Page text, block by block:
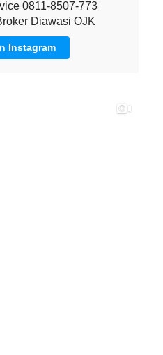
0811-8507-773
Diawasi OJK
Instagram